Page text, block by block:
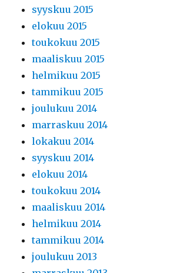
syyskuu 2015
elokuu 2015
toukokuu 2015
maaliskuu 2015
helmikuu 2015
tammikuu 2015
joulukuu 2014
marraskuu 2014
lokakuu 2014
syyskuu 2014
elokuu 2014
toukokuu 2014
maaliskuu 2014
helmikuu 2014
tammikuu 2014
joulukuu 2013